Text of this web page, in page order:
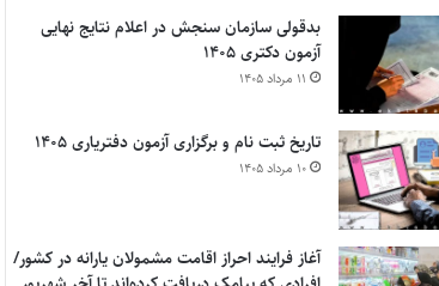
بدقولی سازمان سنجش در اعلام نتایج نهایی
آزمون دکتری ۱۴۰۵
۱۱ مرداد ۱۴۰۵
تاریخ ثبت نام و برگزاری آزمون دفتریاری ۱۴۰۵
۱۰ مرداد ۱۴۰۵
آغاز فرایند احراز اقامت مشمولان یارانه در کشور/